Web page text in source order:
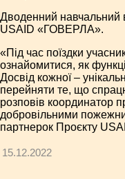
Дводенний навчальний
USAID «ГОВЕРЛА».
«Під час поїздки
ознайомитися, як
Досвід кожної –
перейняти те, що
розповів координатор
добровільними
партнерок Проєкту
15.12.2022